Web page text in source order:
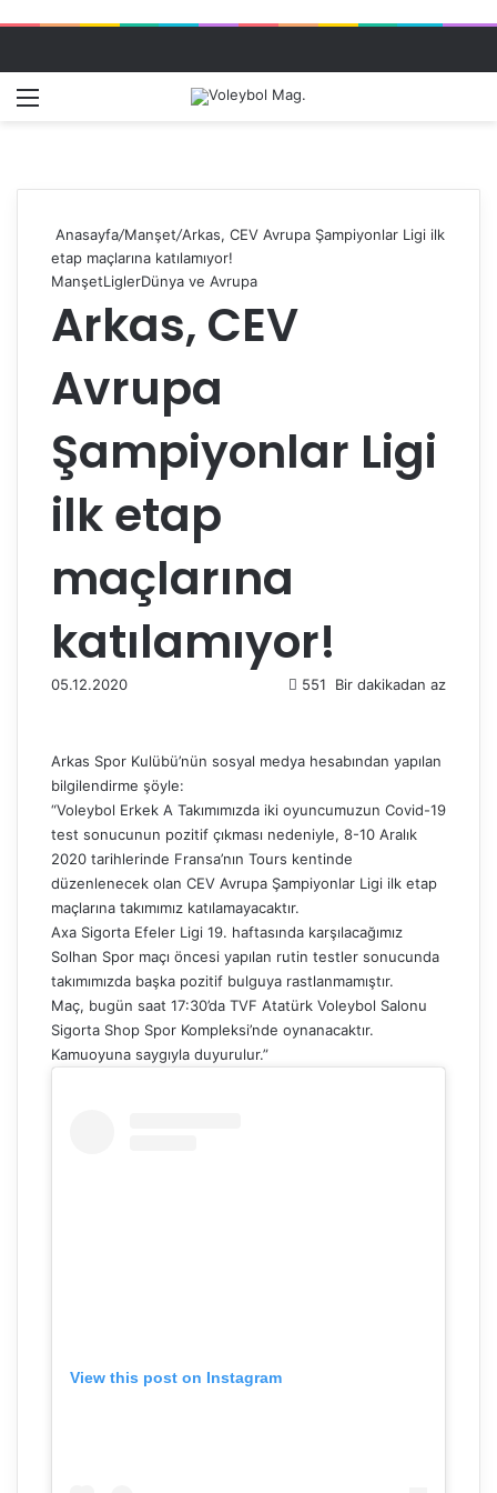
Anasayfa/Manşet/Arkas, CEV Avrupa Şampiyonlar Ligi ilk
etap maçlarına katılamıyor!
ManşetLiglerDünya ve Avrupa
Arkas, CEV
Avrupa
Şampiyonlar Ligi
ilk etap
maçlarına
katılamıyor!
05.12.2020 551 Bir dakikadan az
Arkas Spor Kulübü’nün sosyal medya hesabından yapılan
bilgilendirme şöyle:
“Voleybol Erkek A Takımımızda iki oyuncumuzun Covid-19
test sonucunun pozitif çıkması nedeniyle, 8-10 Aralık
2020 tarihlerinde Fransa’nın Tours kentinde
düzenlenecek olan CEV Avrupa Şampiyonlar Ligi ilk etap
maçlarına takımımız katılamayacaktır.
Axa Sigorta Efeler Ligi 19. haftasında karşılacağımız
Solhan Spor maçı öncesi yapılan rutin testler sonucunda
takımımızda başka pozitif bulguya rastlanmamıştır.
Maç, bugün saat 17:30’da TVF Atatürk Voleybol Salonu
Sigorta Shop Spor Kompleksi’nde oynanacaktır.
Kamuoyuna saygıyla duyurulur.”
View this post on Instagram